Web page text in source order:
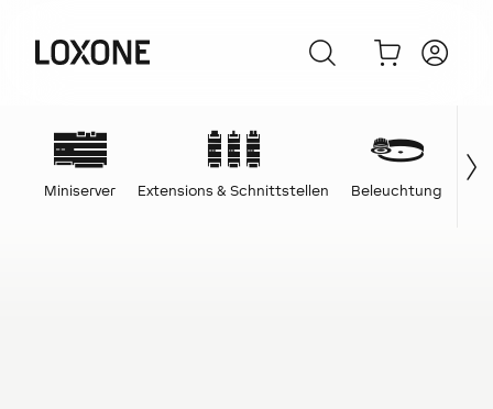
Miniserver Extensions & Schnittstellen Beleuchtung